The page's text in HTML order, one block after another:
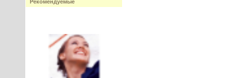
Рекомендуемые